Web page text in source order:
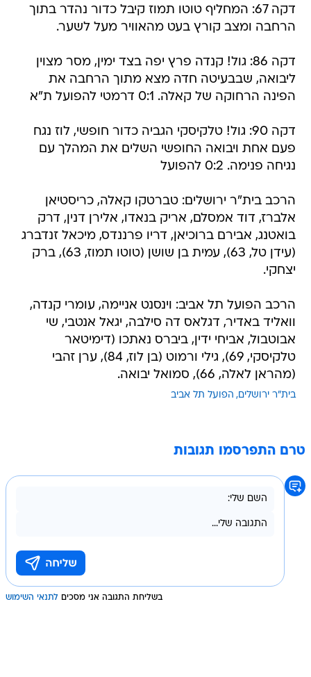
דקה 67: המחליף טוטו תמוז קיבל כדור נהדר בתוך
הרחבה ומצב קורץ בעט מהאוויר מעל לשער.
דקה 86: גול! קנדה פרץ יפה בצד ימין, מסר מצוין
ליבואה, שבבעיטה חדה מצא מתוך הרחבה את
הפינה הרחוקה של קאלה. 0:1 דרמטי להפועל ת"א
דקה 90: גול! טלקיסקי הגביה כדור חופשי, לוז נגח
פעם אחת ויבואה החופשי השלים את המהלך עם
נגיחה פנימה. 0:2 להפועל
הרכב בית"ר ירושלים: טברטקו קאלה, כריסטיאן
אלברז, דוד אמסלם, אריק בנאדו, אלירן דנין, דרק
בואטנג, אבירם ברוכיאן, דריו פרננדס, מיכאל זנדברג
(עידן טל, 63), עמית בן שושן (טוטו תמוז, 63), ברק
יצחקי.
הרכב הפועל תל אביב: וינסנט אניימה, עומרי קנדה,
וואליד באדיר, דגלאס דה סילבה, יגאל אנטבי, שי
אבוטבול, אביחי ידין, ביברס נאתכו (דימיטאר
טלקיסקי, 69), גילי ורמוט (בן לוז, 84), ערן זהבי
(מהראן לאלה, 66), סמואל יבואה.
בית"ר ירושלים הפועל תל אביב
טרם התפרסמו תגובות
בשליחת התגובה אני מסכים לתנאי השימוש